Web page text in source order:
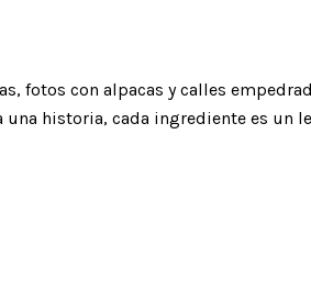
fotos con alpacas y calles
historia, cada ingrediente es un